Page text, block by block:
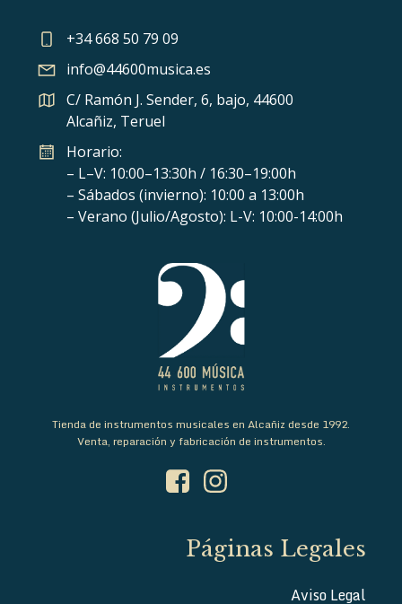
+34 668 50 79 09
info@44600musica.es
C/ Ramón J. Sender, 6, bajo, 44600
Alcañiz, Teruel
Horario:
– L–V: 10:00–13:30h / 16:30–19:00h
– Sábados (invierno): 10:00 a 13:00h
– Verano (Julio/Agosto): L-V: 10:00-14:00h
Tienda de instrumentos musicales en Alcañiz desde 1992.
Venta, reparación y fabricación de instrumentos.
Páginas Legales
Aviso Legal